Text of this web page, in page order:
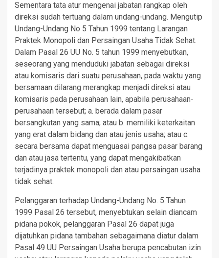
Sementara tata atur mengenai jabatan rangkap oleh
direksi sudah tertuang dalam undang-undang. Mengutip
Undang-Undang No 5 Tahun 1999 tentang Larangan
Praktek Monopoli dan Persaingan Usaha Tidak Sehat.
Dalam Pasal 26 UU No. 5 tahun 1999 menyebutkan,
seseorang yang menduduki jabatan sebagai direksi
atau komisaris dari suatu perusahaan, pada waktu yang
bersamaan dilarang merangkap menjadi direksi atau
komisaris pada perusahaan lain, apabila perusahaan-
perusahaan tersebut; a. berada dalam pasar
bersangkutan yang sama; atau b. memiliki keterkaitan
yang erat dalam bidang dan atau jenis usaha; atau c.
secara bersama dapat menguasai pangsa pasar barang
dan atau jasa tertentu, yang dapat mengakibatkan
terjadinya praktek monopoli dan atau persaingan usaha
tidak sehat.
Pelanggaran terhadap Undang-Undang No. 5 Tahun
1999 Pasal 26 tersebut, menyebtukan selain diancam
pidana pokok, pelanggaran Pasal 26 dapat juga
dijatuhkan pidana tambahan sebagaimana diatur dalam
Pasal 49 UU Persaingan Usaha berupa pencabutan izin